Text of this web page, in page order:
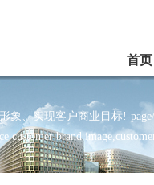
首页
象、实现客户商业目标!-
customer brand